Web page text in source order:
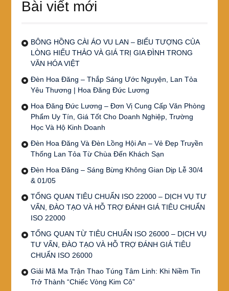
Bài viết mới
BÔNG HỒNG CÀI ÁO VU LAN – BIỂU TƯỢNG CỦA
LÒNG HIẾU THẢO VÀ GIÁ TRỊ GIA ĐÌNH TRONG
VĂN HÓA VIỆT
Đèn Hoa Đăng – Thắp Sáng Ước Nguyện, Lan Tỏa
Yêu Thương | Hoa Đăng Đức Lương
Hoa Đăng Đức Lương – Đơn Vị Cung Cấp Văn Phòng
Phẩm Uy Tín, Giá Tốt Cho Doanh Nghiệp, Trường
Học Và Hộ Kinh Doanh
Đèn Hoa Đăng Và Đèn Lồng Hội An – Vẻ Đẹp Truyền
Thống Lan Tỏa Từ Chùa Đến Khách Sạn
Đèn Hoa Đăng – Sáng Bừng Không Gian Dịp Lễ 30/4
& 01/05
TỔNG QUAN TIÊU CHUẨN ISO 22000 – DỊCH VỤ TƯ
VẤN, ĐÀO TẠO VÀ HỖ TRỢ ĐÁNH GIÁ TIÊU CHUẨN
ISO 22000
TỔNG QUAN TỪ TIÊU CHUẨN ISO 26000 – DỊCH VỤ
TƯ VẤN, ĐÀO TẠO VÀ HỖ TRỢ ĐÁNH GIÁ TIÊU
CHUẨN ISO 26000
Giải Mã Ma Trận Thao Túng Tâm Linh: Khi Niềm Tin
Trở Thành “Chiếc Vòng Kim Cô”